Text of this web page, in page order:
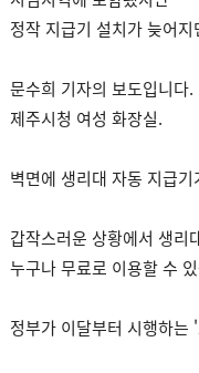
정작 지급기 설치가 늦어
문수희 기자의 보도입니다.
제주시청 여성 화장실.
벽면에 생리대 자동 지급
갑작스러운 상황에서 생리
누구나 무료로 이용할 수
정부가 이달부터 시행하는